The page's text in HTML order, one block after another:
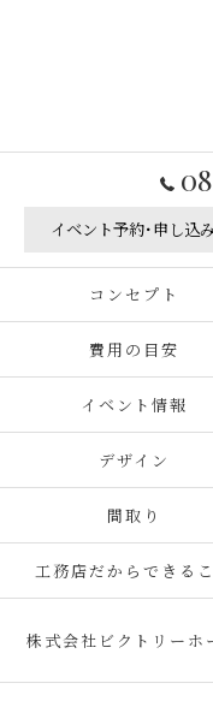
イベント予約･申し込
コンセプト
費用の目安
イベント情報
デザイン
間取り
工務店だからできる
株式会社ビクトリーホ